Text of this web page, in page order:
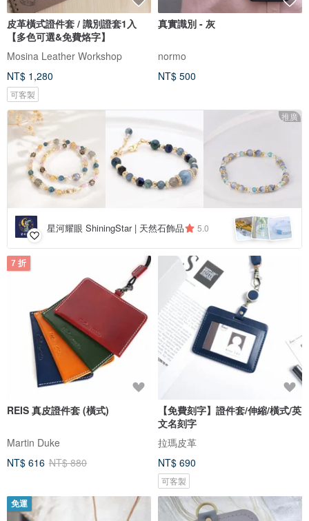
皮革橫式證件套 / 識別證套1入
【多色可選&免費烙字】
Mosina Leather Workshop
NT$ 1,280
可客製
真實識別 - 灰
normo
NT$ 500
推廣
星河耀眼 ShiningStar | 天然石飾品 5.0
7 折
REIS 真皮證件套 (橫式)
Martin Duke
NT$ 616 NT$ 880
【免費刻字】證件套/伸縮/橫式/英
文名刻字
拉瑪皮革
NT$ 690
可客製
免運